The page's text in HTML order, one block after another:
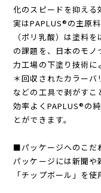
いPAPLUSは木材製品
ですが、ウレタン塗
化のスピードを抑え
実はPAPLUS®の主原
（ポリ乳酸）は塗料を
の課題を、日本のモノ
力工場の下塗り技術
＊回収されたカラー
などの工具で剥がすこ
とができます。
■パッケージへのこだ